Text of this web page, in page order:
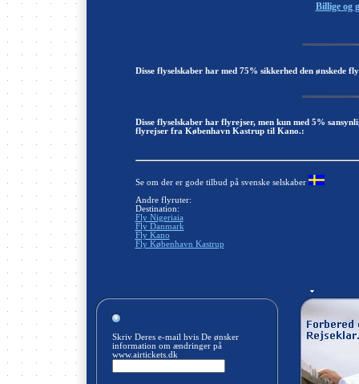
Billige og
Disse flyselskaber har med 75% sikkerhed den ønskede
Disse flyselskaber har flyrejser, men kun med 5%
flyrejser fra København Kastrup til Kano.:
Se om der er gode tilbud på svenske selskaber
Andre flyruter:
Destination:
Fly Nigeriaia
Fly Danmark
Fly Kano
Fly København Kastrup
Skriv Deres e-mail hvis De ønsker
information om ændringer på
www.airtickets.dk